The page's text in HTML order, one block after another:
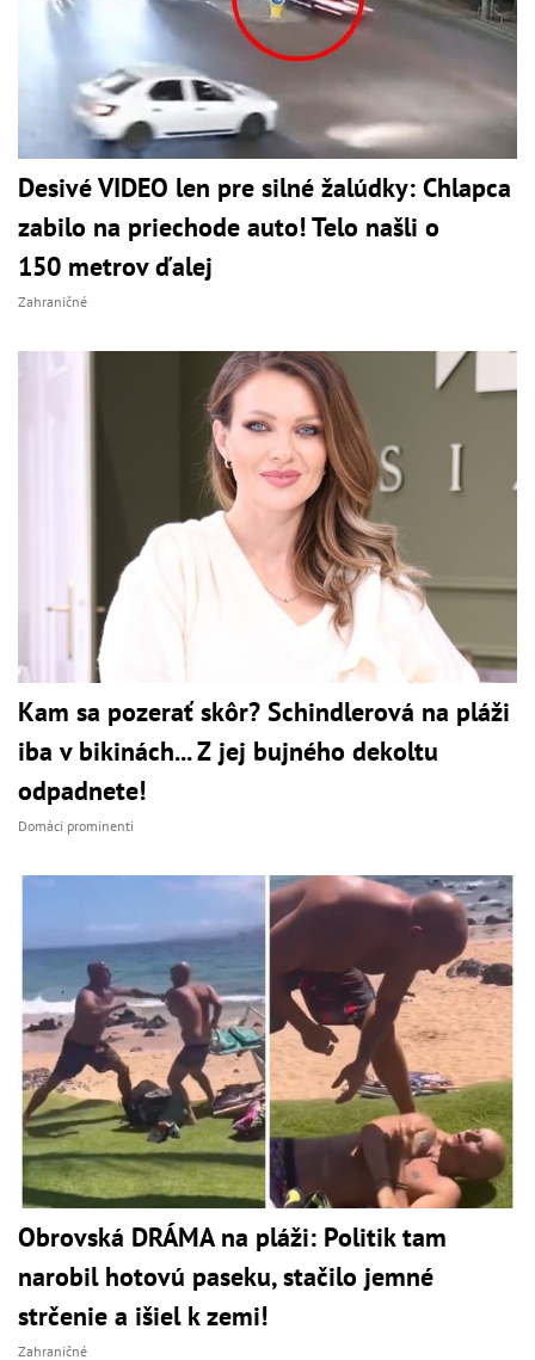
Desivé VIDEO len pre silné žalúdky: Chlapca
zabilo na priechode auto! Telo našli o
150 metrov ďalej
Zahraničné
Kam sa pozerať skôr? Schindlerová na pláži
iba v bikinách... Z jej bujného dekoltu
odpadnete!
Domáci prominenti
Obrovská DRÁMA na pláži: Politik tam
narobil hotovú paseku, stačilo jemné
strčenie a išiel k zemi!
Zahraničné